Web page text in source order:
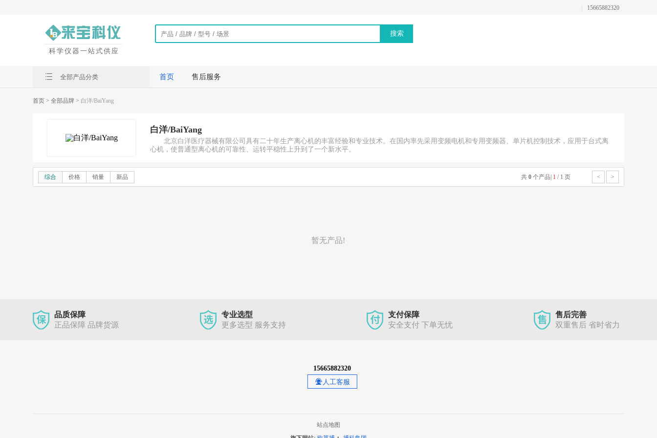
15665882320
科学仪器一站式供应
全部产品分类 首页 售后服务
首页 > 全部品牌 > 白洋/BaiYang
白洋/BaiYang
北京白洋医疗器械有限公司具有二十年生产离心机的丰富经验和专业技术。在国内率先采用变频电机和专用变频器、单片机控制技术，应用于台式离
心机，使普通型离心机的可靠性、运转平稳性上升到了一个新水平。
得国家实用新型专利证书。现有产品：低速离心机、冷冻低速离心机、高速离心机、冷冻高速离心机、血型专用离心机等二十多个品种。目前在国内各级
医院占有比例，领先于其它同类产品，并在卫生疾病控制中心、血站血库、科研教学、生物制品、食品卫生、化学试剂等实验室得到了广泛使用。
综合 价格 销量 新品 共 0 个产品 1 / 1 页 < >
暂无产品!
品质保障
正品保障 品牌货源
专业选型
更多选型 服务支持
支付保障
安全支付 下单无忧
售后完善
双重售后 省时省力
15665882320
人工客服
站点地图